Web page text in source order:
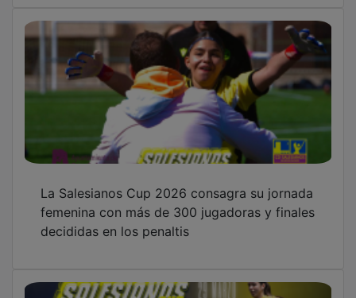
femenina con más de 300 jugadoras y finales
decididas en los penaltis